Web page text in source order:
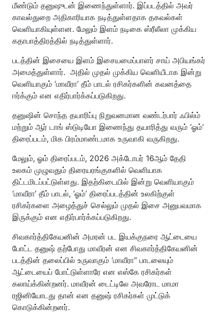
மீண்டும் தனுஷுடன் இணைந்துள்ளார். இப்படத்தில் அவர்
காவல்துறை அதிகாரியாக நடித்துள்ளதாக தகவல்கள்
வெளியாகியுள்ளன. மேலும் இளம் நடிகை ஸ்ரீலீலா முக்கிய
கதாபாத்திரத்தில் நடித்துள்ளார்.
படத்தின் இசையை இளம் இசையமைப்பாளர் சாய் அபியங்கர்
அமைத்துள்ளார். அதில் முதல் முக்கிய வெளியீடாக இன்று
வெளியாகும் ‘மாவீரா’ தீம் பாடல் ரசிகர்களின் கவனத்தை
ஈர்க்கும் என எதிர்பார்க்கப்படுகிறது.
தனுஷின் சொந்த தயாரிப்பு நிறுவனமான வண்டர்பார் ஃபில்ம்
மற்றும் ஆர் டாங் ஸ்டுடியோ இணைந்து தயாரித்து வரும் ‘ஓம்’
திரைப்படம், மிக பிரம்மாண்டமாக உருவாகி வருகிறது.
மேலும், ஓம் திரைப்படம், 2026 அக்டோபர் 16ஆம் தேதி
உலகம் முழுவதும் திரையரங்குகளில் வெளியாக
திட்டமிடப்பட்டுள்ளது. இதற்கிடையில் இன்று வெளியாகும்
‘மாவீரா’ தீம் பாடல், ‘ஓம்’ திரைப்படத்தின் உலகிற்குள்
ரசிகர்களை அழைத்துச் செல்லும் முதல் இசை அனுபவமாக
இருக்கும் என எதிர்பார்க்கப்படுகிறது.
சிவகார்த்திகேயனின் அமரன் பட இயக்குநரை ஆட்டையை
போட்ட தனுஷ் தற்போது மாவீரன் என சிவகார்த்திகேயனின்
படத்தின் தலைப்பில் உருவாகும் ‘மாவீரா” பாடலையும்
ஆட்டையைப் போட்டுள்ளாரே என எஸ்கே ரசிகர்கள்
கலாய்க்கின்றனர். மாவீரன் டைட்டிலே அவரோட மாமா
ரஜினியோடது தான் என தனுஷ் ரசிகர்கள் முட்டுக்
கொடுக்கின்றனர்.